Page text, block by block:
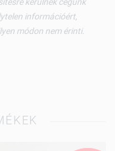
információért,
módon nem érinti.